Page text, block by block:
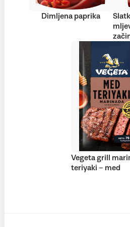
Dimljena paprika
Vegeta grill
teriyaki – med